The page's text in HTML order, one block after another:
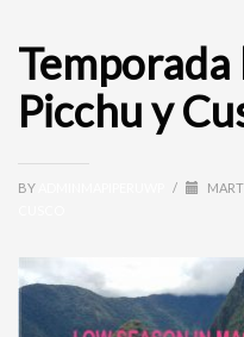
Picchu y
BY /